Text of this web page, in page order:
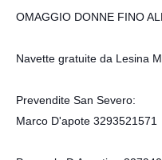
OMAGGIO DONNE FINO
Navette gratuite da Lesina
Prevendite San Severo:
Marco D'apote 3293521571